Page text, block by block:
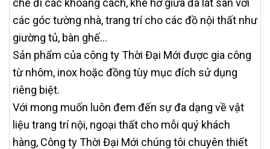
các góc tường nhà, trang trí cho các đồ nội thất như
giường tủ, bàn ghế…
Sản phẩm của công ty Thời Đại Mới được gia công
từ nhôm, inox hoặc đồng tùy mục đích sử dụng
riêng biệt.
Với mong muốn luôn đem đến sự đa dạng về vật
liệu trang trí nội, ngoại thất cho mỗi quý khách
hàng, Công ty Thời Đại Mới chúng tôi chuyên thiết